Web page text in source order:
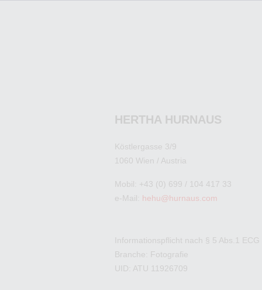
HERTHA HURNAUS
Köstlergasse 3/9
1060 Wien / Austria
Mobil: +43 (0) 699 / 104 417 33
e-Mail: hehu@hurnaus.com
Informationspflicht nach § 5 Abs.1 ECG
Branche: Fotografie
UID: ATU 11926709